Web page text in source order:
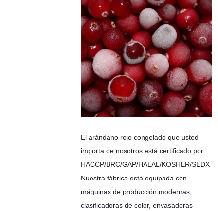
El arándano rojo congelado que usted
importa de nosotros está certificado por
HACCP/BRC/GAP/HALAL/KOSHER/SEDX
Nuestra fábrica está equipada con
máquinas de producción modernas,
clasificadoras de color, envasadoras